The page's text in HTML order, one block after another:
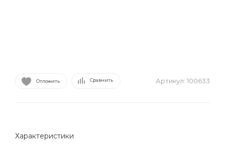
Отложить Сравнить Артикул: 100633
Характеристики